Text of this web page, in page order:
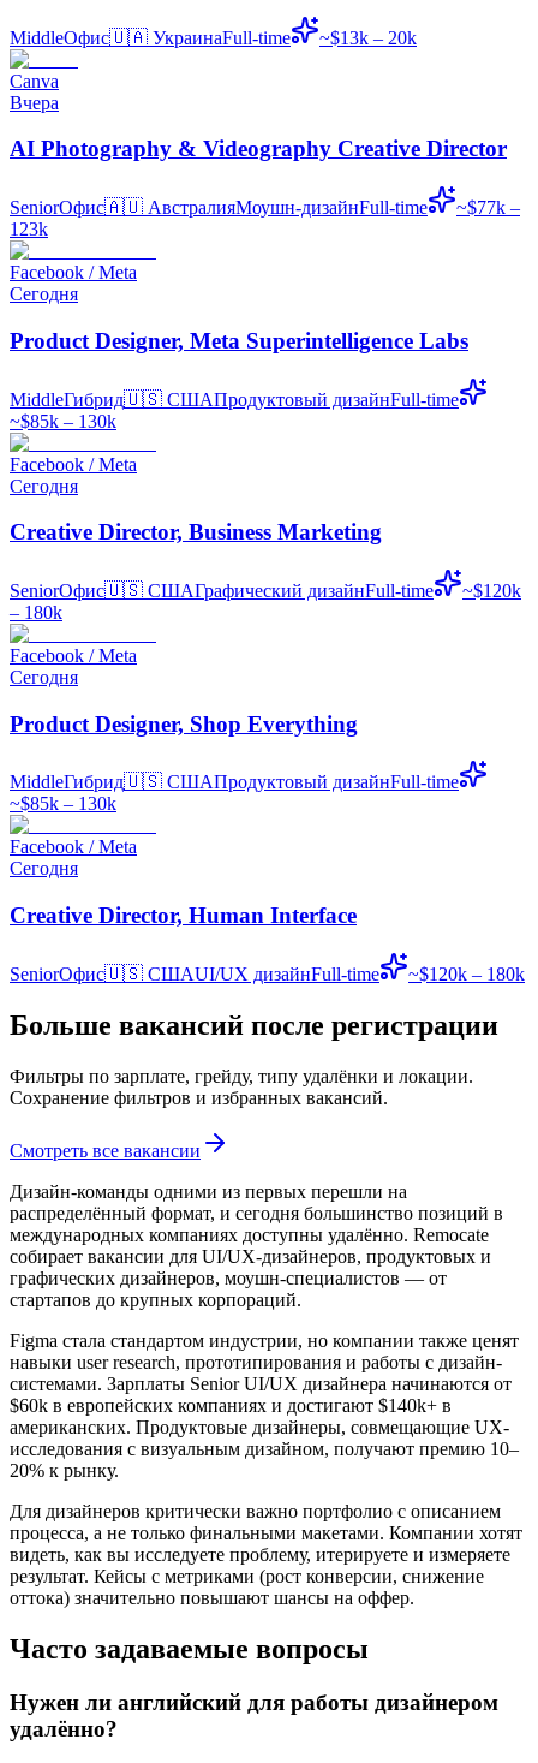
MiddleОфис🇺🇦 УкраинаFull-time ~$13k – 20k
Canva
Вчера
AI Photography & Videography Creative Director
SeniorОфис🇦🇺 АвстралияМоушн-дизайнFull-time
~$77k –
123k
Facebook / Meta
Сегодня
Product Designer, Meta Superintelligence Labs
MiddleГибрид🇺🇸 СШАПродуктовый дизайнFull-time
~$85k – 130k
Facebook / Meta
Сегодня
Creative Director, Business Marketing
SeniorОфис🇺🇸 СШАГрафический дизайнFull-time
~$120k
– 180k
Facebook / Meta
Сегодня
Product Designer, Shop Everything
MiddleГибрид🇺🇸 СШАПродуктовый дизайнFull-time
~$85k – 130k
Facebook / Meta
Сегодня
Creative Director, Human Interface
SeniorОфис🇺🇸 СШАUI/UX дизайнFull-time ~$120k – 180k
Больше вакансий после регистрации
Фильтры по зарплате, грейду, типу удалёнки и локации.
Сохранение фильтров и избранных вакансий.
Смотреть все вакансии
Дизайн-команды одними из первых перешли на
распределённый формат, и сегодня большинство позиций в
международных компаниях доступны удалённо. Remocate
собирает вакансии для UI/UX-дизайнеров, продуктовых и
графических дизайнеров, моушн-специалистов — от
стартапов до крупных корпораций.
Figma стала стандартом индустрии, но компании также ценят
навыки user research, прототипирования и работы с дизайн-
системами. Зарплаты Senior UI/UX дизайнера начинаются от
$60k в европейских компаниях и достигают $140k+ в
американских. Продуктовые дизайнеры, совмещающие UX-
исследования с визуальным дизайном, получают премию 10–
20% к рынку.
Для дизайнеров критически важно портфолио с описанием
процесса, а не только финальными макетами. Компании хотят
видеть, как вы исследуете проблему, итерируете и измеряете
результат. Кейсы с метриками (рост конверсии, снижение
оттока) значительно повышают шансы на оффер.
Часто задаваемые вопросы
Нужен ли английский для работы дизайнером
удалённо?